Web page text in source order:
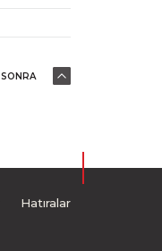
SONRA
Hatıralar